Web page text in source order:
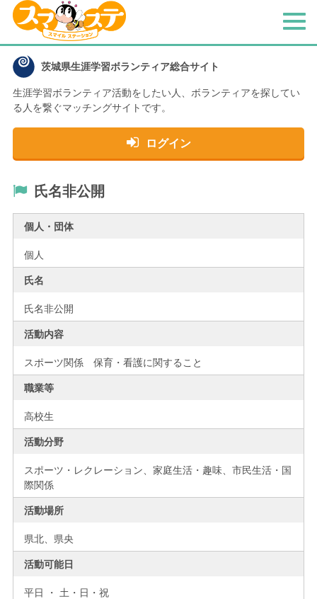
茨城県生涯学習ボランティア総合サイト
生涯学習ボランティア活動をしたい人、 ボランティアを探してい
る人を繋ぐマッチングサイトです。
ログイン
メ
氏名非公開
個人・団体
個人
氏名
氏名非公開
活動内容
スポーツ関係 保育・看護に関すること
職業等
高校生
活動分野
スポーツ・レクレーション、家庭生活・趣味、市民生活・国
際関係
活動場所
県北、 県央
活動可能日
平日 ・ 土・日・祝